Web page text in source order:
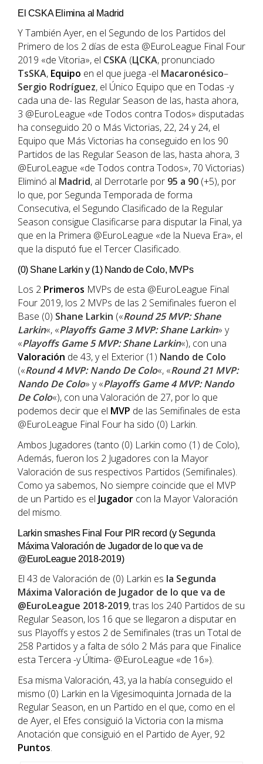
El CSKA Elimina al Madrid
Y También Ayer, en el Segundo de los Partidos del
Primero de los 2 días de esta @EuroLeague Final Four
2019 «de Vitoria», el CSKA (ЦСКА, pronunciado
TsSKA, Equipo en el que juega -el Macaronésico–
Sergio Rodríguez, el Único Equipo que en Todas -y
cada una de- las Regular Season de las, hasta ahora,
3 @EuroLeague «de Todos contra Todos» disputadas
ha conseguido 20 o Más Victorias, 22, 24 y 24, el
Equipo que Más Victorias ha conseguido en los 90
Partidos de las Regular Season de las, hasta ahora, 3
@EuroLeague «de Todos contra Todos», 70 Victorias)
Eliminó al Madrid, al Derrotarle por 95 a 90 (+5), por
lo que, por Segunda Temporada de forma
Consecutiva, el Segundo Clasificado de la Regular
Season consigue Clasificarse para disputar la Final, ya
que en la Primera @EuroLeague «de la Nueva Era», el
que la disputó fue el Tercer Clasificado.
(0) Shane Larkin y (1) Nando de Colo, MVPs
Los 2 Primeros MVPs de esta @EuroLeague Final
Four 2019, los 2 MVPs de las 2 Semifinales fueron el
Base (0) Shane Larkin («Round 25 MVP: Shane
Larkin«, «Playoffs Game 3 MVP: Shane Larkin» y
«Playoffs Game 5 MVP: Shane Larkin«), con una
Valoración de 43, y el Exterior (1) Nando de Colo
(«Round 4 MVP: Nando De Colo«, «Round 21 MVP:
Nando De Colo» y «Playoffs Game 4 MVP: Nando
De Colo«), con una Valoración de 27, por lo que
podemos decir que el MVP de las Semifinales de esta
@EuroLeague Final Four ha sido (0) Larkin.
Ambos Jugadores (tanto (0) Larkin como (1) de Colo),
Además, fueron los 2 Jugadores con la Mayor
Valoración de sus respectivos Partidos (Semifinales).
Como ya sabemos, No siempre coincide que el MVP
de un Partido es el Jugador con la Mayor Valoración
del mismo.
Larkin smashes Final Four PIR record (y Segunda
Máxima Valoración de Jugador de lo que va de
@EuroLeague 2018-2019)
El 43 de Valoración de (0) Larkin es la Segunda
Máxima Valoración de Jugador de lo que va de
@EuroLeague 2018-2019, tras los 240 Partidos de su
Regular Season, los 16 que se llegaron a disputar en
sus Playoffs y estos 2 de Semifinales (tras un Total de
258 Partidos y a falta de sólo 2 Más para que Finalice
esta Tercera -y Última- @EuroLeague «de 16»).
Esa misma Valoración, 43, ya la había conseguido el
mismo (0) Larkin en la Vigesimoquinta Jornada de la
Regular Season, en un Partido en el que, como en el
de Ayer, el Efes consiguió la Victoria con la misma
Anotación que consiguió en el Partido de Ayer, 92
Puntos.